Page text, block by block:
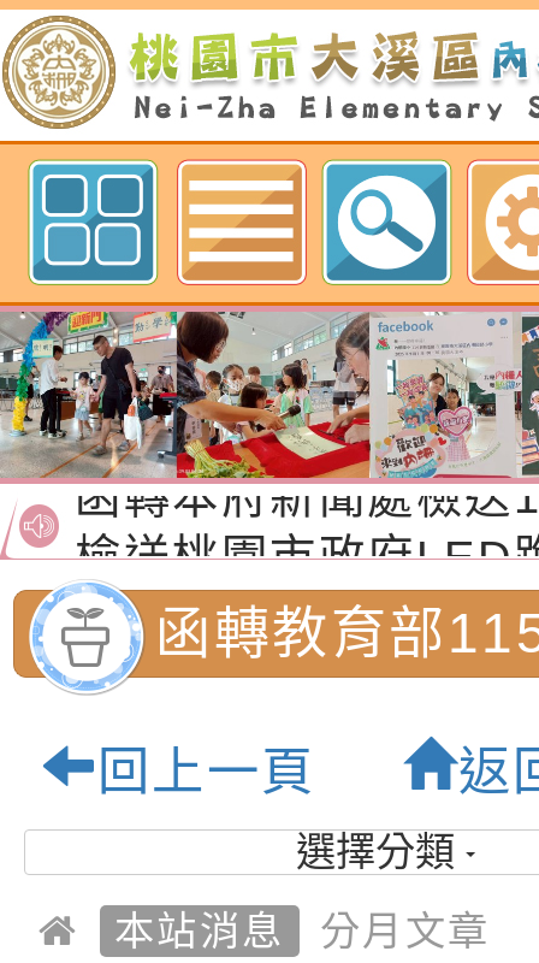
歡迎參觀：桃園市內柵國民小學網
函轉桃園市政府「
性(防空)演習執行計
轉桃園市政府「
（防空）演習－行動
演練」
檢送桃園市政府家庭
「115年度祖孫樂淘
節慶祝活動」海報電
函轉本府新聞處檢送
交通安全宣導標語播
道安宣導影像素材
檢送桃園市政府LED
字稿及LCD託播影片
檢送行政院新聞傳播
月份公共服務政策溝
檢送本市馬祖新村眷
專注力研習營 「正
緒學習與生命教育(
梯次)」
檢送桃園市政府LED
字稿及LCD託播影片
函轉「2026台東博
海報電子檔及活動介
檢送桃園市政府家庭
函轉教育部
平等教育日推
「認識及尊重
別」相關課程
回上一頁 返
選擇分類
本站消息
分月文章